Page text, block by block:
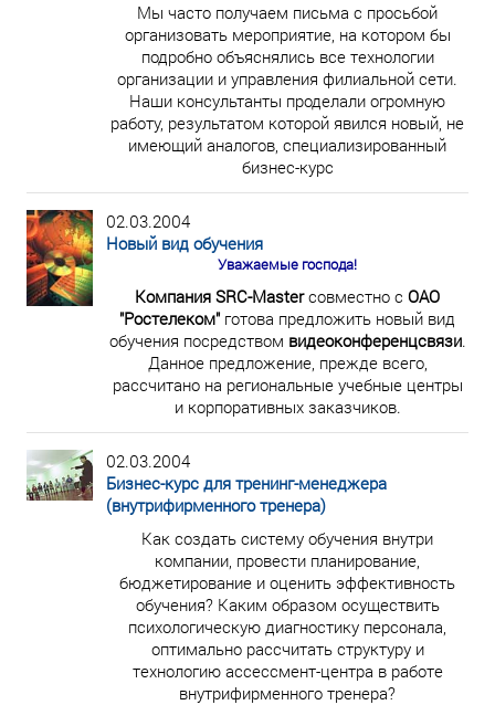
Мы часто получаем письма с просьбой
организовать мероприятие, на котором бы
подробно объяснялись все технологии
организации и управления филиальной сети.
Наши консультанты проделали огромную
работу, результатом которой явился новый, не
имеющий аналогов, специализированный
бизнес-курс
02.03.2004
Новый вид обучения
Уважаемые господа!
Компания SRC-Masterсовместно с ОАО
"Ростелеком" готова предложить новый вид
обучения посредством видеоконференцсвязи.
Данное предложение, прежде всего,
рассчитано на региональные учебные центры
и корпоративных заказчиков.
02.03.2004
Бизнес-курс для тренинг-менеджера
(внутрифирменного тренера)
Как создать систему обучения внутри
компании, провести планирование,
бюджетирование и оценить эффективность
обучения? Каким образом осуществить
психологическую диагностику персонала,
оптимально рассчитать структуру и
технологию ассессмент-центра в работе
внутрифирменного тренера?